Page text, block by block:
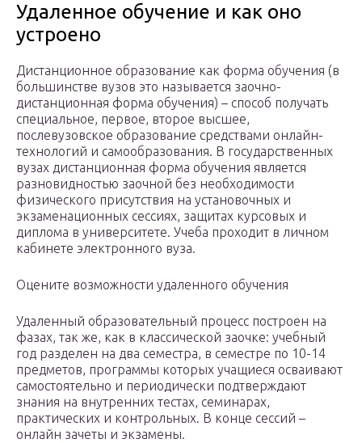
Удаленное обучение и как оно
устроено
Дистанционное образование как форма обучения (в
большинстве вузов это называется заочно-
дистанционная форма обучения) – способ получать
специальное, первое, второе высшее,
послевузовское образование средствами онлайн-
технологий и самообразования. В государственных
вузах дистанционная форма обучения является
разновидностью заочной без необходимости
физического присутствия на установочных и
экзаменационных сессиях, защитах курсовых и
диплома в университете. Учеба проходит в личном
кабинете электронного вуза.
Оцените возможности удаленного обучения
Удаленный образовательный процесс построен на
фазах, так же, как в классической заочке: учебный
год разделен на два семестра, в семестре по 10-14
предметов, программы которых учащиеся осваивают
самостоятельно и периодически подтверждают
знания на внутренних тестах, семинарах,
практических и контрольных. В конце сессий –
онлайн зачеты и экзамены.